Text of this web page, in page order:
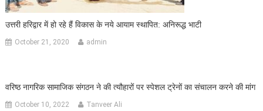
उत्तरी हरिद्वार में हो रहे हैं विकास के नये आयाम स्थापित: अनिरूद्ध भाटी
October 21, 2020 admin
वरिष्ठ नागरिक सामाजिक संगठन ने की त्यौहारों पर स्पेशल ट्रेनों का संचालन करने की मांग
October 10, 2022 Tanveer Ali